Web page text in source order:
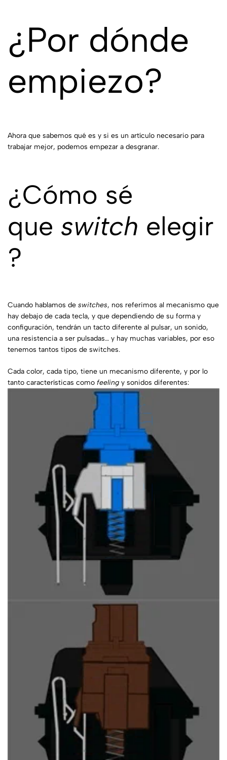
¿Por dónde
empiezo?
Ahora que sabemos qué es y si es un artículo necesario para
trabajar mejor, podemos empezar a desgranar.
¿Cómo sé
que switch elegir
?
Cuando hablamos de switches, nos referimos al mecanismo que
hay debajo de cada tecla, y que dependiendo de su forma y
configuración, tendrán un tacto diferente al pulsar, un sonido,
una resistencia a ser pulsadas… y hay muchas variables, por eso
tenemos tantos tipos de switches.
Cada color, cada tipo, tiene un mecanismo diferente, y por lo
tanto características como feeling y sonidos diferentes: